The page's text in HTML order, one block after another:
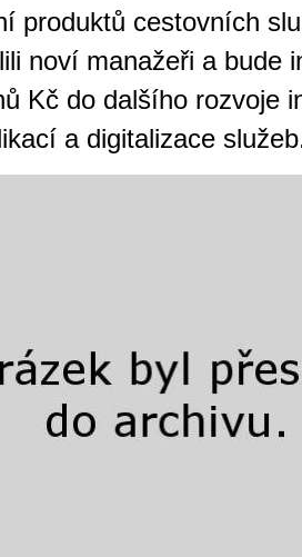
produktů cestovních
noví manažeři a bude
Kč do dalšího rozvoje
a digitalizace
kasinové hry. V
širokou nabídku her
jak pro pravidelné
V...